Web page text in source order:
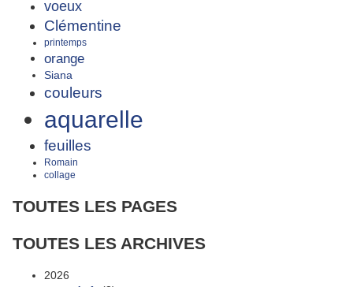
voeux
Clémentine
printemps
orange
Siana
couleurs
aquarelle
feuilles
Romain
collage
TOUTES LES PAGES
TOUTES LES ARCHIVES
2026